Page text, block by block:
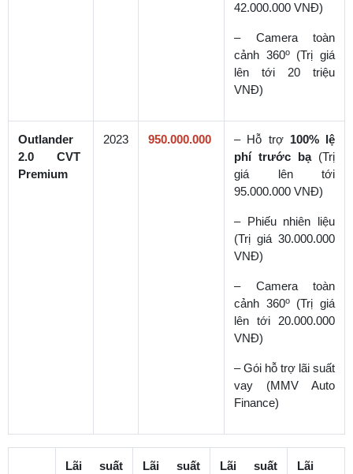
42.000.000 VNĐ)
– Camera toàn
cảnh 360o(Trị giá
lên tới 20 triệu
VNĐ)
Outlander
2.0 CVT
Premium
2023 950.000.000 – Hỗ trợ 100% lệ
phí trước bạ(Trị
giá lên tới
95.000.000 VNĐ)
– Phiếu nhiên liệu
(Trị giá 30.000.000
VNĐ)
– Camera toàn
cảnh 360o(Trị giá
lên tới 20.000.000
VNĐ)
– Gói hỗ trợ lãi suất
vay (MMV Auto
Finance)
Lãi suất
Lãi suất
Lãi suất
Lãi